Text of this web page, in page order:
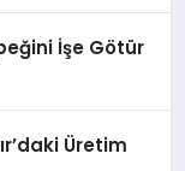
İşe Götür
Üretim